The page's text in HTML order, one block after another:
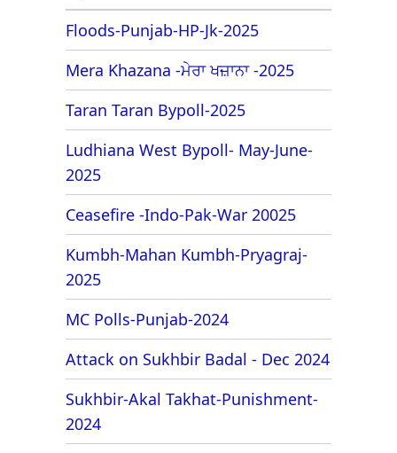
Floods-Punjab-HP-Jk-2025
Mera Khazana -ਮੇਰਾ ਖਜ਼ਾਨਾ -2025
Taran Taran Bypoll-2025
Ludhiana West Bypoll- May-June-
2025
Ceasefire -Indo-Pak-War 20025
Kumbh-Mahan Kumbh-Pryagraj-
2025
MC Polls-Punjab-2024
Attack on Sukhbir Badal - Dec 2024
Sukhbir-Akal Takhat-Punishment-
2024